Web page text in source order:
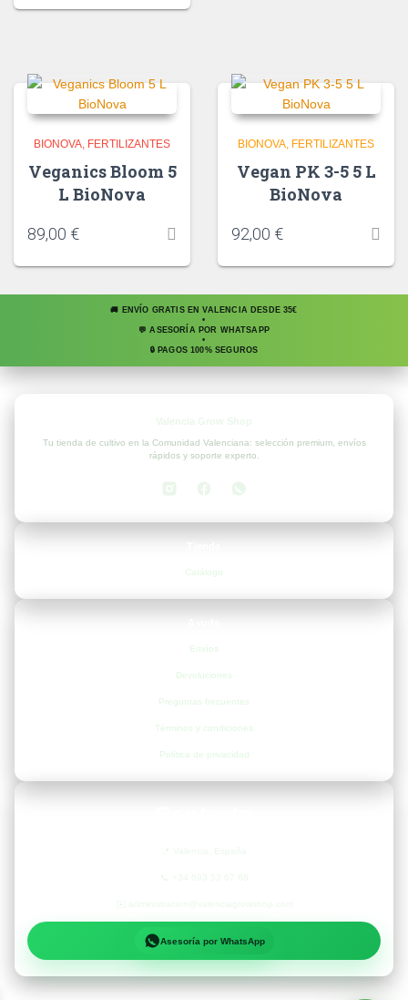
BIONOVA FERTILIZANTES
Veganics Bloom 5
L BioNova
89,00 €
BIONOVA FERTILIZANTES
Vegan PK 3-5 5 L
BioNova
92,00 €
🚚 ENVÍO GRATIS EN VALENCIA DESDE 35€
•
💬 ASESORÍA POR WHATSAPP
•
🔒 PAGOS 100% SEGUROS
Tu tienda de cultivo en la Comunidad Valenciana: selección premium, envíos
rápidos y soporte experto.
Catálogo
Envíos
Devoluciones
Preguntas frecuentes
Términos y condiciones
Política de privacidad
Asesoría por WhatsApp